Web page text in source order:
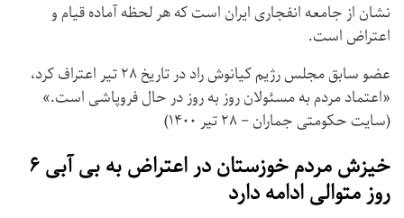
نشان از جامعه انفجاری ایران است که هر لحظه آماده قیام و
اعتراض است.
عضو سابق مجلس رژیم کیانوش راد در تاریخ ۲۸ تیر اعتراف کرد،
«اعتماد مردم به مسئولان روز به روز در حال فروپاشی است.»
(سایت حکومتی جماران – ۲۸ تیر ۱۴۰۰)
خیزش مردم خوزستان در اعتراض به بی آبی ۶
روز متوالی ادامه دارد